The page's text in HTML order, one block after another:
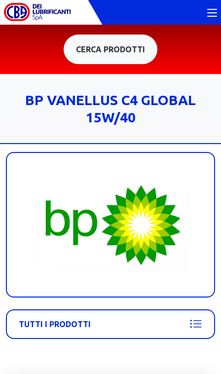
CERCA PRODOTTI
BP VANELLUS C4 GLOBAL
15W/40
TUTTI I PRODOTTI